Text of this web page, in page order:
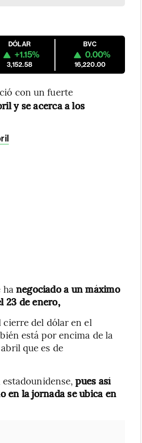
DÓLAR
+1.15%
3,152.58
BVC
0.00%
16,220.00
con un fuerte
y se acerca a los
negociado a un máximo
23 de enero,
del dólar en el
está por encima de la
que es de
pues así
en la jornada se ubica en